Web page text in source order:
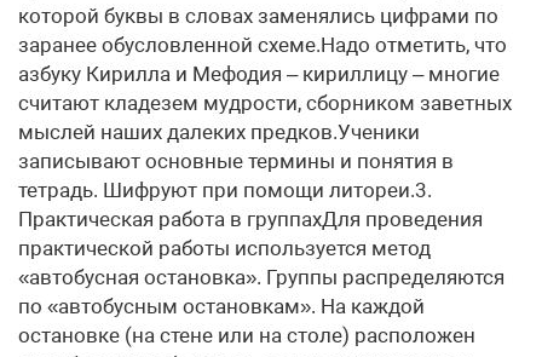
которой буквы в словах заменялись цифрами по
заранее обусловленной схеме.Надо отметить, что
азбуку Кирилла и Мефодия – кириллицу – многие
считают кладезем мудрости, сборником заветных
мыслей наших далеких предков.Ученики
записывают основные термины и понятия в
тетрадь. Шифруют при помощи литореи.3.
Практическая работа в группахДля проведения
практической работы используется метод
«автобусная остановка». Группы распределяются
по «автобусным остановкам». На каждой
остановке (на стене или на столе) расположен